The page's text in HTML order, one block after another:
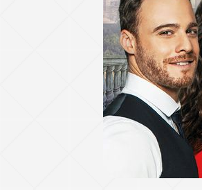
66 серия
70 серия
74 серия
78 серия
82 серия